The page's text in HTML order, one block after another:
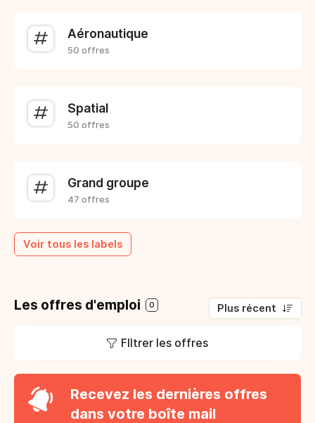
Aéronautique
50 offres
Spatial
50 offres
Grand groupe
47 offres
Voir tous les labels
Les offres d'emploi 0 Plus récent
FIltrer les offres
Recevez les dernières offres
dans votre boîte mail